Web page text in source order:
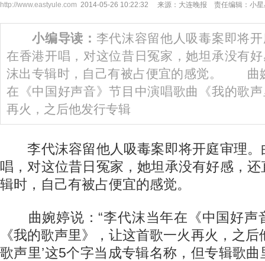
http://www.eastyule.com 2014-05-26 10:22:32 来源：大连晚报 责任编辑：小星
小编导读： 李代沫容留他人吸毒案即将
在香港开唱，对这位昔日冤家，她坦承没有
沫出专辑时，自己有被占便宜的感觉。 曲
在《中国好声音》节目中演唱歌曲《我的歌
再火，之后他发行专辑
李代沫容留他人吸毒案即将开庭审理。
唱，对这位昔日冤家，她坦承没有好感，
辑时，自己有被占便宜的感觉。
曲婉婷说：“李代沫当年在《中国好声
《我的歌声里》，让这首歌一火再火，之后
歌声里’这5个字当成专辑名称，但专辑歌